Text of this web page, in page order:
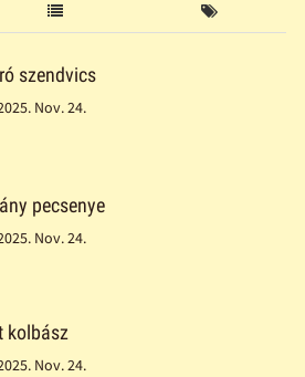
szendvics
Nov. 24.
pecsenye
Nov. 24.
kolbász
Nov. 24.